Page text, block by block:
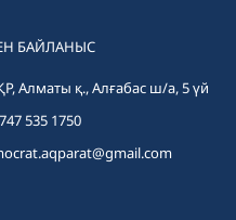
БАЙЛАНЫС
Алматы қ., Алғабас ш/а, 5 үй
535 1750